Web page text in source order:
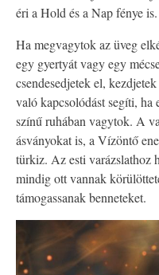
éri a Hold és a Nap fénye is.
Ha megvagytok az üveg
egy gyertyát vagy egy
csendesedjetek el,
való kapcsolódást segíti, ha
színű ruhában vagytok. A
ásványokat is, a Vízöntő
türkiz. Az esti varázslathoz
mindig ott vannak
támogassanak benneteket.